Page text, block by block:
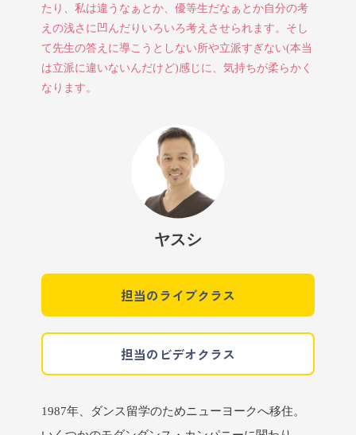
たり、私は違うなぁとか、優等生だなぁとか自分の考
えの浅さに凹んだりいろいろ考えさせられます。そし
て先生の答えに導こうとしない所や立派すぎない(本当
は立派に違いないんだけど)感じに、気持ちが柔らかく
なります。
ヤスシ
担当のライブクラス
担当のビデオクラス
1987年、ダンス留学のためニューヨークへ移住。